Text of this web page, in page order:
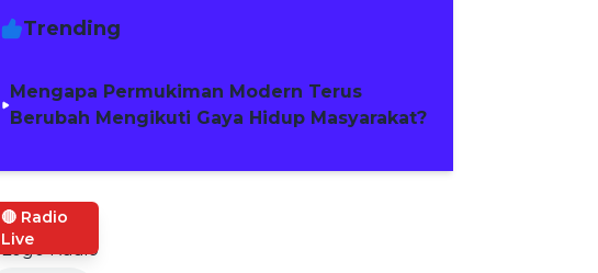
Trending
Mengapa Permukiman Modern Terus
Berubah Mengikuti Gaya Hidup Masyarakat?
🔴 Radio
Live